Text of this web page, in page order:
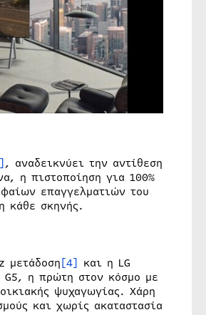
, αναδεικνύει την αντίθεση
η πιστοποίηση για 100%
επαγγελματιών του
κάθε σκηνής.
μετάδοση[4] και η LG
G5, η πρώτη στον κόσμο με
ψυχαγωγίας. Χάρη
και χωρίς ακαταστασία